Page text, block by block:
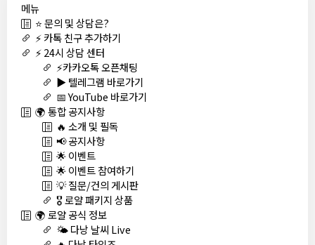
메뉴
⭐ 문의 및 상담은?
⚡ 카톡 친구 추가하기
⚡ 24시 상담 센터
⚡카카오톡 오픈채팅
▶️ 텔레그램 바로가기
📅 YouTube 바로가기
🌍 통합 공지사항
🔥 소개 및 필독
📢 공지사항
🌟 이벤트
🌟 이벤트 참여하기
💡 질문/건의 게시판
🎖️ 로얄 패키지 상품
🌍 로얄 공식 정보
🌤️ 다낭 날씨 Live